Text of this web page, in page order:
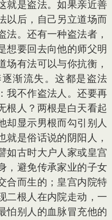
就是盗法。如果亲近善
以后，自己另立道场而
法。还有一种盗法者，
想要回去向他的师父明
场有法可以与你抗衡，
渐流失。这都是盗法
我不作盗法人。还要再
根人？两根是白天看起
却显示男根而勾引别人
就是俗话说的阴阳人，
如古时大户人家或皇宫
，避免传承家业的子女
合而生的；皇宫内院特
二根人在内院走动，一
怕别人的血脉冒充他的